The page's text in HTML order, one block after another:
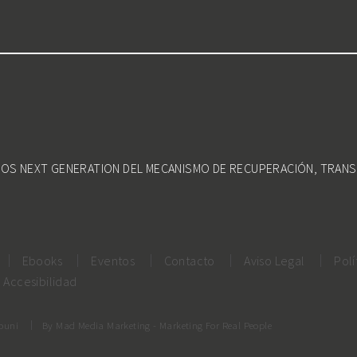
NEXT GENERATION DEL MECANISMO DE RECUPERACIÓN,
Ebooks Eventos Contacto Aviso Legal
Accesibilidad
By Mad Media Marketing - Marketing For Real People